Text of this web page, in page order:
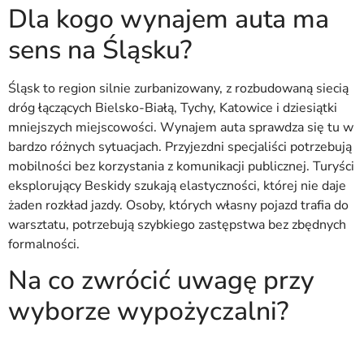
Dla kogo wynajem auta ma
sens na Śląsku?
Śląsk to region silnie zurbanizowany, z rozbudowaną siecią
dróg łączących Bielsko-Białą, Tychy, Katowice i dziesiątki
mniejszych miejscowości. Wynajem auta sprawdza się tu w
bardzo różnych sytuacjach. Przyjezdni specjaliści potrzebują
mobilności bez korzystania z komunikacji publicznej. Turyści
eksplorujący Beskidy szukają elastyczności, której nie daje
żaden rozkład jazdy. Osoby, których własny pojazd trafia do
warsztatu, potrzebują szybkiego zastępstwa bez zbędnych
formalności.
Na co zwrócić uwagę przy
wyborze wypożyczalni?